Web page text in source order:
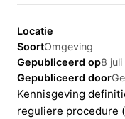
Locatie
SoortOmgeving
Gepubliceerd op8
Gepubliceerd door
Kennisgeving
reguliere procedure